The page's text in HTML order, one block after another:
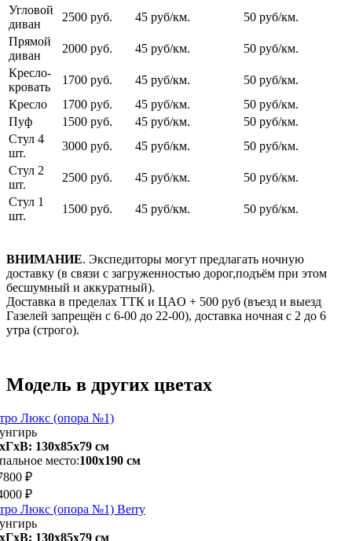
Угловой
диван
2500 руб. 45 руб/км.
50 руб/км.
Прямой
диван
2000 руб. 45 руб/км.
50 руб/км.
Кресло-
кровать
1700 руб. 45 руб/км.
50 руб/км.
Кресло
1700 руб. 45 руб/км.
50 руб/км.
Пуф
1500 руб. 45 руб/км.
50 руб/км.
Стул 4
шт.
3000 руб. 45 руб/км.
50 руб/км.
Стул 2
шт.
2500 руб. 45 руб/км.
50 руб/км.
Стул 1
шт.
1500 руб. 45 руб/км. 50 руб/км.
ВНИМАНИЕ. Экспедиторы могут предлагать ночную
доставку (в связи с загруженностью дорог,подъём при этом
бесшумный и аккуратный).
Доставка в пределах ТТК и ЦАO + 500 pуб (въезд и выезд
Газелей запрещён с 6-00 до 22-00), доставка ночная с 2 до 6
утра (строго).
Модель в других цветах
Люкс (опора №1)
130х85x79 см
место:100х190 см
₽
₽
Люкс (опора №1) Berry
130х85x79 см